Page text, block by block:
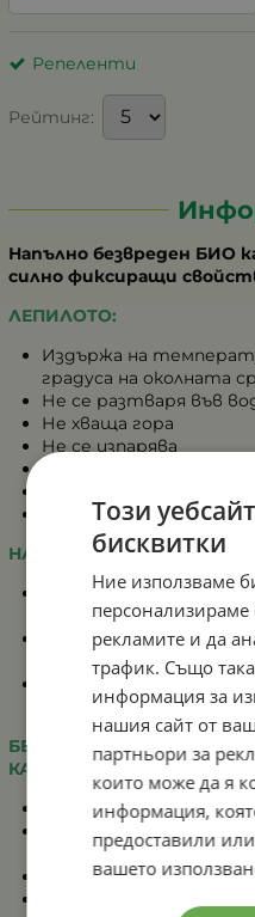
Репеленти
Рейтинг:
Напълно безвреден БИО
силно фиксиращи
ЛЕПИЛОТО:
Издържа на
градуса на околната
Не се разтваря във
Не хваща гора
Не се изпарява
Не се стича
НАЧИН НА УПОТРЕБА:
Издърпайте
парче месо
Завъртете на 90
тарелката в кутията
Поставете капана на
плътно до стена или
БЕЗОПАСНО
КАПАНА:
Уверете се, че змията
Преместете капана
като използвате
Залейте с олио
Този
бисквитки
Ние използваме
рекламите и да
трафик. Също
информация за
нашия сайт от
партньори за
които може да я
информация,
предоставили
вашето